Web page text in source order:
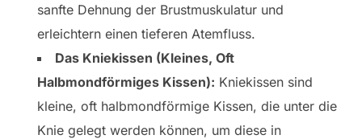
sanfte Dehnung der Brustmuskulatur und
erleichtern einen tieferen Atemfluss.
Das Kniekissen (Kleines, Oft
Halbmondförmiges Kissen): Kniekissen sind
kleine, oft halbmondförmige Kissen, die unter die
Knie gelegt werden können, um diese in